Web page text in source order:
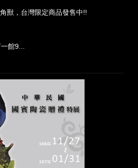
獸，台灣限定商品發售中!!
館9...